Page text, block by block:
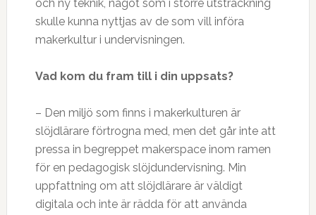
och ny teknik, något som i större utsträckning
skulle kunna nyttjas av de som vill införa
makerkultur i undervisningen.
Vad kom du fram till i din uppsats?
– Den miljö som finns i makerkulturen är
slöjdlärare förtrogna med, men det går inte att
pressa in begreppet makerspace inom ramen
för en pedagogisk slöjdundervisning. Min
uppfattning om att slöjdlärare är väldigt
digitala och inte är rädda för att använda